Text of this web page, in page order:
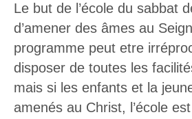
Le but de l’école du sabbat
d’amener des âmes au
programme peut etre
disposer de toutes les
mais si les enfants et la
amenés au Christ, l’école